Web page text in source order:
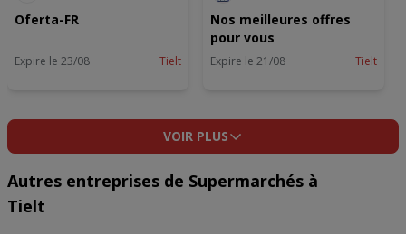
Oferta-FR
Expire le 23/08 Tielt
Nos meilleures offres
pour vous
Expire le 21/08 Tielt
VOIR PLUS
Autres entreprises de Supermarchés à
Tielt